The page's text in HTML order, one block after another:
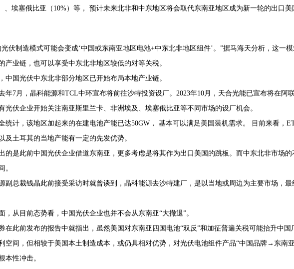
）、埃塞俄比亚（10%）等， 预计未来北非和中东地区将会取代东南亚地区成为新一轮的出口美
光伏制造模式可能会变成‘中国或东南亚地区电池+中东北非地区组件’。”据马海天分析，这一
产业链，也可以享受中东北非地区较低的对等关税。
中国光伏中东北非部分地区已开始布局本地产业链。
年7月，晶科能源和TCL中环宣布将前往沙特投资设厂。2023年10月，天合光能已宣布将在阿
光伏企业开始关注南亚斯里兰卡、非洲埃及、埃塞俄比亚等不同市场的设厂机会。
统计，该地区加起来的在建电池产能已达50GW， 基本可以满足美国装机需求。 目前来看，
及土耳其的当地产能有一定的先发优势。
的是此前中国光伏企业借道东南亚，更多考虑是将其作为出口美国的跳板。而中东北非市场
。
副总裁钱晶此前接受采访时就曾谈到，晶科能源去沙特建厂，是以当地或周边为主要市场，
，从目前态势看，中国光伏企业也并不会从东南亚“大撤退”。
在此前发布的报告中就指出，虽然美国对东南亚四国电池“双反”和加征普遍关税可能抬升中
空间，但相较于美国本土制造成本，或仍具相对优势，对光伏电池组件产品“中国品牌→东南
本性冲击。